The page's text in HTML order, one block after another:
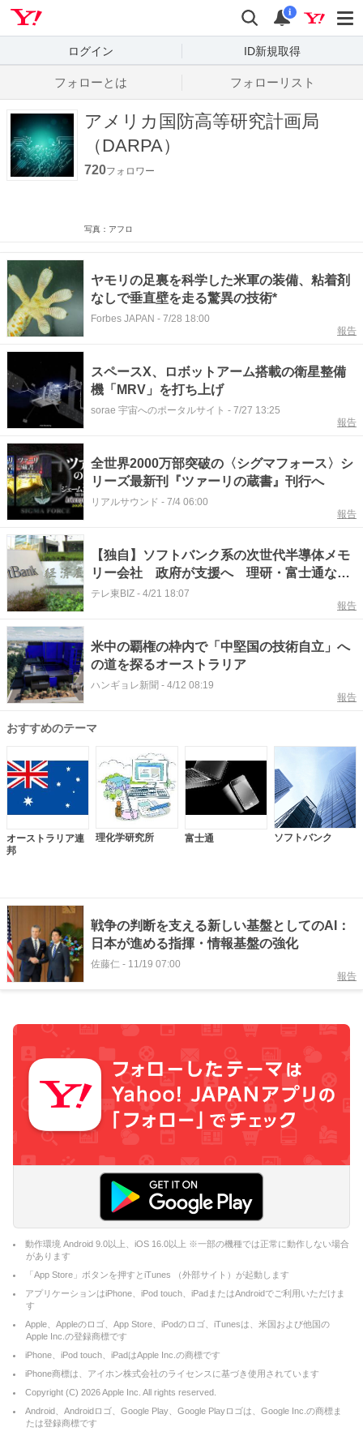
検索
通知
i
ログイン ID新規取得
フォローとは フォローリスト
アメリカ国防高等研究計画局
（DARPA）
720フォロワー
写真：アフロ
ヤモリの足裏を科学した米軍の装備、粘着剤
なしで垂直壁を走る驚異の技術*
Forbes JAPAN - 7/28 18:00
報告
スペースX、ロボットアーム搭載の衛星整備
機「MRV」を打ち上げ
sorae 宇宙へのポータルサイト - 7/27 13:25
報告
全世界2000万部突破の〈シグマフォース〉シ
リーズ最新刊『ツァーリの蔵書』刊行へ
リアルサウンド - 7/4 06:00
報告
【独自】ソフトバンク系の次世代半導体メモ
リー会社 政府が支援へ 理研・富士通など
も出資固める
テレ東BIZ - 4/21 18:07
報告
米中の覇権の枠内で「中堅国の技術自立」へ
の道を探るオーストラリア
ハンギョレ新聞 - 4/12 08:19
報告
おすすめのテーマ
オーストラリア連
邦
理化学研究所 富士通 ソフトバンク
戦争の判断を支える新しい基盤としてのAI：
日本が進める指揮・情報基盤の強化
佐藤仁 - 11/19 07:00
報告
動作環境 Android 9.0以上、iOS 16.0以上 ※一部の機種では正常に動作しない場合
があります
「App Store」ボタンを押すとiTunes （外部サイト）が起動します
アプリケーションはiPhone、iPod touch、iPadまたはAndroidでご利用いただけま
す
Apple、Appleのロゴ、App Store、iPodのロゴ、iTunesは、米国および他国の
Apple Inc.の登録商標です
iPhone、iPod touch、iPadはApple Inc.の商標です
iPhone商標は、アイホン株式会社のライセンスに基づき使用されています
Copyright (C) 2026Apple Inc. All rights reserved.
Android、Androidロゴ、Google Play、Google Playロゴは、Google Inc.の商標ま
たは登録商標です